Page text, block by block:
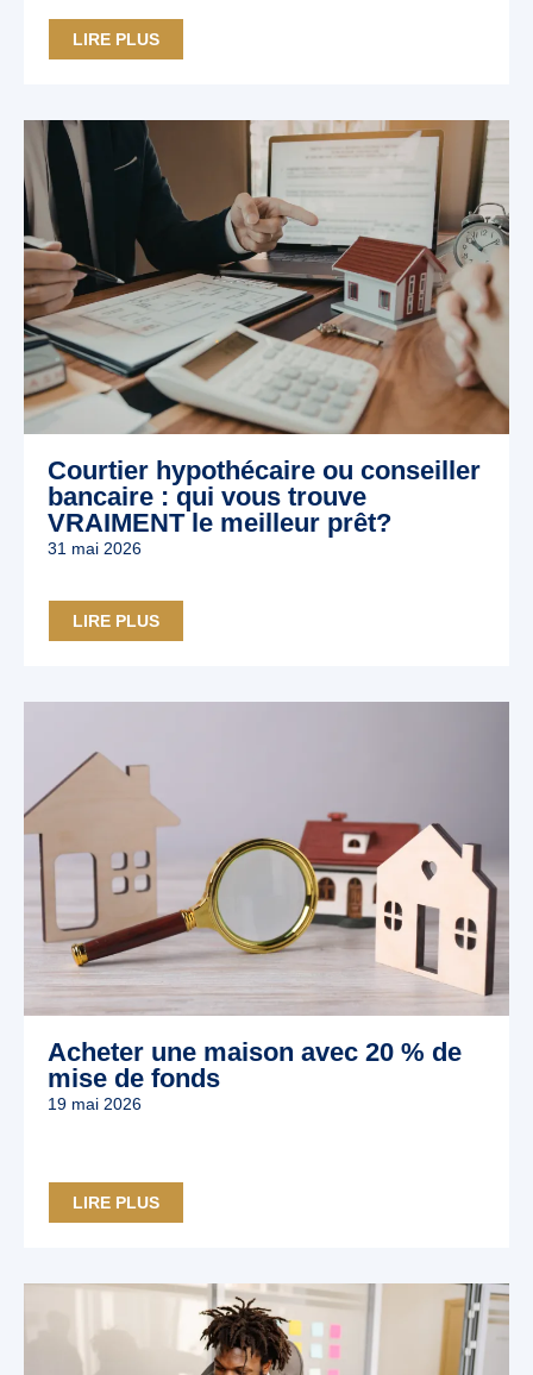
LIRE PLUS
Courtier hypothécaire ou conseiller
bancaire : qui vous trouve
VRAIMENT le meilleur prêt?
31 mai 2026
LIRE PLUS
Acheter une maison avec 20 % de
mise de fonds
19 mai 2026
LIRE PLUS